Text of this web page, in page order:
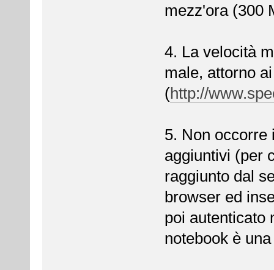
mezz'ora (300
4. La velocità
male, attorno
(http://
5. Non occorre
aggiuntivi (per
raggiunto dal
browser ed
poi autenticato
notebook è